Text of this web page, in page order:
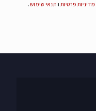
מדיניות פרטיות ו תנאי שימוש .